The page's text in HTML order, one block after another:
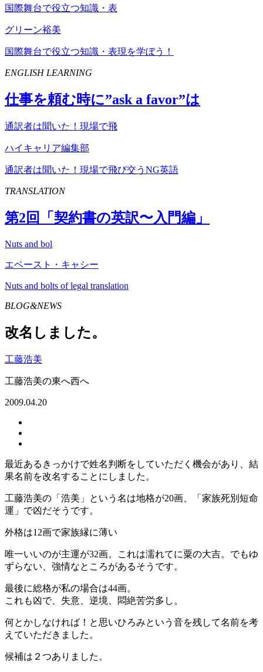
国際舞台で役立つ知識・表
グリーン裕美
国際舞台で役立つ知識・表現を学ぼう！
ENGLISH LEARNING
仕事を頼む時に”ask a favor”は
通訳者は聞いた！現場で飛
ハイキャリア編集部
通訳者は聞いた！現場で飛び交うNG英語
TRANSLATION
第2回「契約書の英訳〜入門編」
Nuts and bol
エベースト・キャシー
Nuts and bolts of legal translation
BLOG&NEWS
改名しました。
工藤浩美
工藤浩美の東へ西へ
2009.04.20
最近あるきっかけで姓名判断をしていただく機会があり、結
果名前を改名することにしました。
工藤浩美の「浩美」という名は地格が20画、「家族死別短命
運」で凶だそうです。
外格は12画で家族縁に薄い
唯一いいのが主運が32画。これは濡れてに粟の大吉。でもゆ
ずらない、強情なところがあるそうです。
最後に総格が私の場合は44画。
これも凶で、失意、逆境、悶絶苦労多し。
何とかしなければ！と思いひろみという音を残して名前を考
えていただきました。
候補は２つありました。